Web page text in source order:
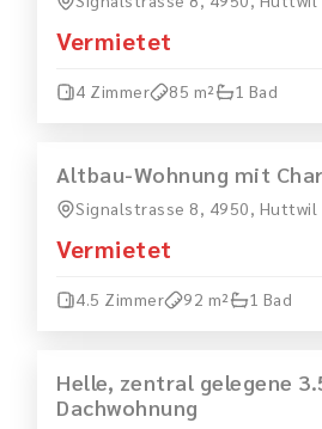
Vermietet
4 Zimmer 85 m² 1 Bad
MIETEN VERMIETET
Altbau-Wohnung mit
Signalstrasse 8, 4950, Huttwil
Vermietet
4.5 Zimmer 92 m² 1 Bad
MIETEN VERMIETET
Helle, zentral gelegene
Dachwohnung